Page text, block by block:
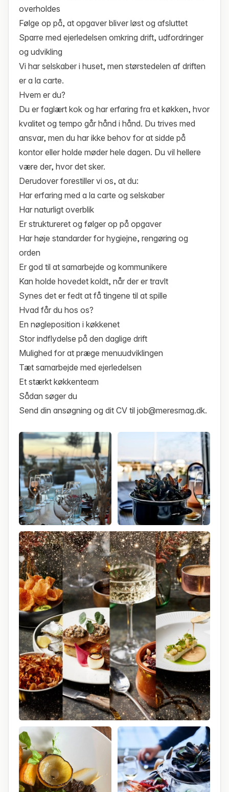
overholdes
Følge op på, at opgaver bliver løst og afsluttet
Sparre med ejerledelsen omkring drift, udfordringer
og udvikling
Vi har selskaber i huset, men størstedelen af driften
er a la carte.
Hvem er du?
Du er faglært kok og har erfaring fra et køkken, hvor
kvalitet og tempo går hånd i hånd. Du trives med
ansvar, men du har ikke behov for at sidde på
kontor eller holde møder hele dagen. Du vil hellere
være der, hvor det sker.
Derudover forestiller vi os, at du:
Har erfaring med a la carte og selskaber
Har naturligt overblik
Er struktureret og følger op på opgaver
Har høje standarder for hygiejne, rengøring og
orden
Er god til at samarbejde og kommunikere
Kan holde hovedet koldt, når der er travlt
Synes det er fedt at få tingene til at spille
Hvad får du hos os?
En nøgleposition i køkkenet
Stor indflydelse på den daglige drift
Mulighed for at præge menuudviklingen
Tæt samarbejde med ejerledelsen
Et stærkt køkkenteam
Sådan søger du
Send din ansøgning og dit CV til job@meresmag.dk.